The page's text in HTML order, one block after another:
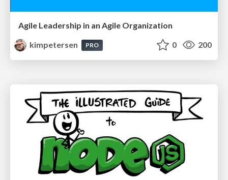
Agile Leadership in an Agile Organization
kimpetersen
PRO 0 200